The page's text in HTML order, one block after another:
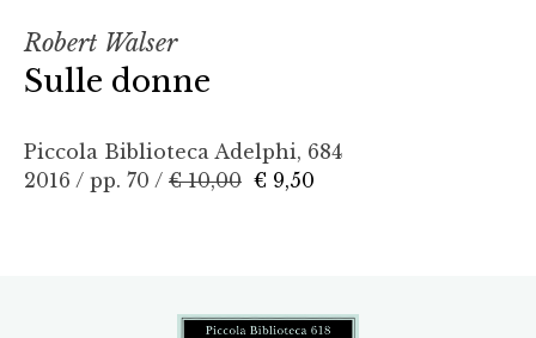
Robert Walser
Sulle donne
Piccola Biblioteca Adelphi, 684
2016 / pp. 70 / € 10,00 € 9,50